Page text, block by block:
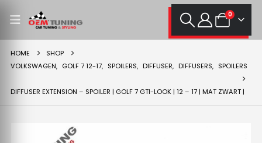
0
HOME
SHOP
VOLKSWAGEN, GOLF 7 12-17, SPOILERS, DIFFUSER, DIFFUSERS, SPOILERS
DIFFUSER EXTENSION – SPOILER | GOLF 7 GTI-LOOK | 12 – 17 | MAT ZWART |